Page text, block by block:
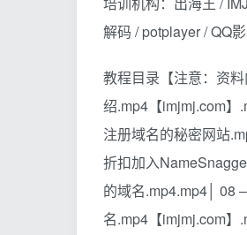
解码 / potplayer / QQ
教程目录【注意：资
绍.mp4【imjmj.com】
注册域名的秘密网站
折扣加入
的域名.mp4.mp4│ 08
名.mp4【imjmj.com